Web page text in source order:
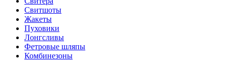
Свитшоты
Жакеты
Пуховики
Лонгсливы
Фетровые шляпы
Комбинезоны